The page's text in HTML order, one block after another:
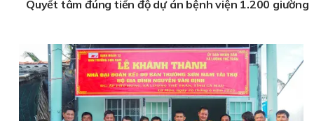
Quyết tâm đúng tiến độ dự án bệnh viện 1.200 giường